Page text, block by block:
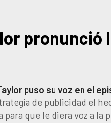
pronunció
puso su voz en el
de publicidad el
para que le diera voz a la